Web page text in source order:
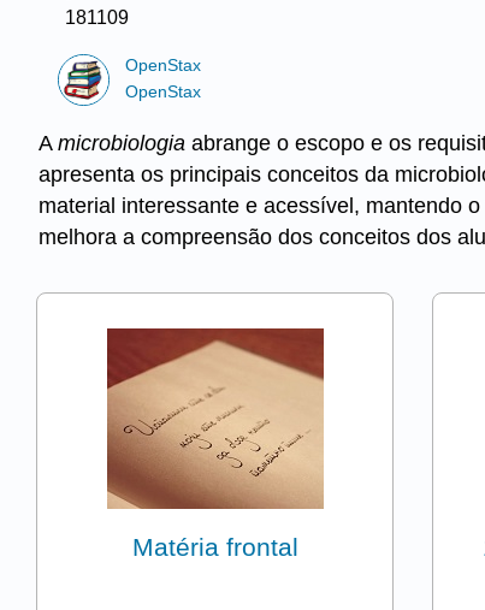
181109
OpenStax
OpenStax
A microbiologia abrange o escopo e os
apresenta os principais conceitos da
material interessante e acessível, mantendo
melhora a compreensão dos conceitos dos
Matéria frontal